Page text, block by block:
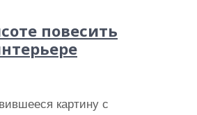
повесить
картину с